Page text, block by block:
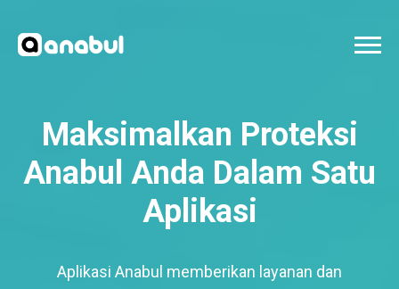
Maksimalkan Proteksi
Anabul Anda Dalam Satu
Aplikasi
Aplikasi Anabul memberikan layanan dan